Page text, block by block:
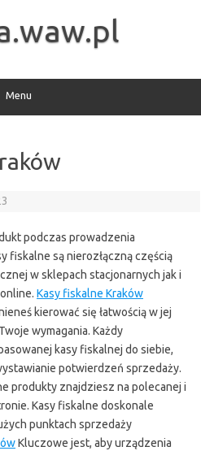
Menu
podczas prowadzenia
fiskalne są nierozłączną częścią
w sklepach stacjonarnych jak i
Kasy fiskalne Kraków
kierować się łatwością w jej
wymagania. Każdy
kasy fiskalnej do siebie,
potwierdzeń sprzedaży.
produkty znajdziesz na polecanej i
Kasy fiskalne doskonale
punktach sprzedaży
Kluczowe jest, aby urządzenia